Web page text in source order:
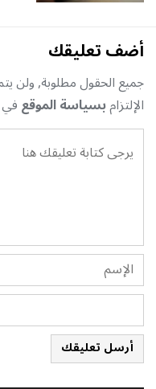
أضف تعليقك
جميع الحقول مطلوبة, ولن
الإلتزامبسياسة الموقعفي
أرسل تعليقك